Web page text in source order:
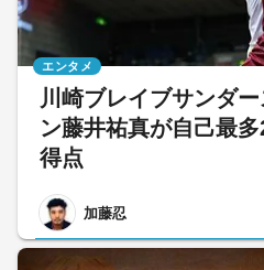
川崎ブレイブサンダ
ン藤井祐真が自己最
得点
加藤忍
エンタメ